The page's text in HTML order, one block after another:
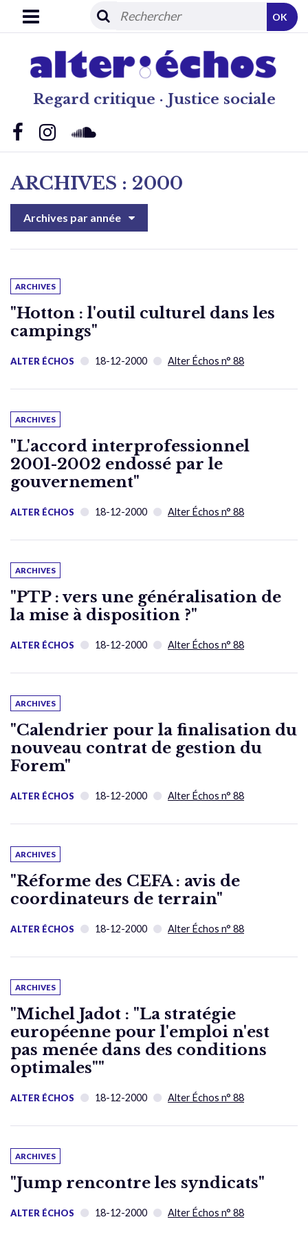
Regard critique · Justice sociale
OK
ARCHIVES : 2000
Archives par année
ARCHIVES
"Hotton : l'outil culturel dans les
campings"
ALTER ÉCHOS 18-12-2000 Alter Échos n° 88
ARCHIVES
"L'accord interprofessionnel
2001-2002 endossé par le
gouvernement"
ALTER ÉCHOS 18-12-2000 Alter Échos n° 88
ARCHIVES
"PTP : vers une généralisation de
la mise à disposition ?"
ALTER ÉCHOS 18-12-2000 Alter Échos n° 88
ARCHIVES
"Calendrier pour la finalisation du
nouveau contrat de gestion du
Forem"
ALTER ÉCHOS 18-12-2000 Alter Échos n° 88
ARCHIVES
"Réforme des CEFA : avis de
coordinateurs de terrain"
ALTER ÉCHOS 18-12-2000 Alter Échos n° 88
ARCHIVES
"Michel Jadot : "La stratégie
européenne pour l'emploi n'est
pas menée dans des conditions
optimales""
ALTER ÉCHOS 18-12-2000 Alter Échos n° 88
ARCHIVES
"Jump rencontre les syndicats"
ALTER ÉCHOS 18-12-2000 Alter Échos n° 88